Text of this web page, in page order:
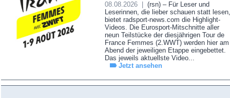
08.08.2026 |
(rsn) – Für Leser und
Leserinnen, die lieber schauen statt lesen,
bietet radsport-news.com die Highlight-
Videos. Die Eurosport-Mitschnitte aller
neun Teilstücke der diesjährigen Tour de
France Femmes (2.WWT) werden hier am
Abend der jeweiligen Etappe eingebettet.
Das jeweils aktuellste Video...
Jetzt ansehen